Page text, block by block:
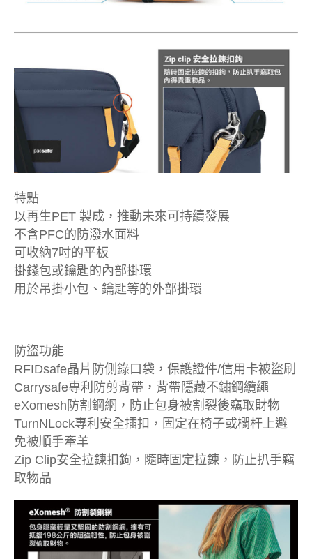
特點
以再生PET 製成，推動未來可持續發展
不含PFC的防潑水面料
可收納7吋的平板
掛錢包或鑰匙的內部掛環
用於吊掛小包、鑰匙等的外部掛環
防盜功能
RFIDsafe晶片防側錄口袋，保護證件/信用卡被盜刷
Carrysafe專利防剪背帶，背帶隱藏不鏽鋼纜繩
eXomesh防割鋼網，防止包身被割裂後竊取財物
TurnNLock專利安全插扣，固定在椅子或欄杆上避
免被順手牽羊
Zip Clip安全拉鍊扣鉤，隨時固定拉鍊，防止扒手竊
取物品